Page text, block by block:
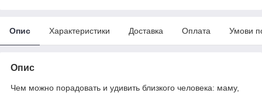
Опис Характеристики Доставка Оплата Умови
Опис
Чем можно порадовать и удивить близкого человека: маму,